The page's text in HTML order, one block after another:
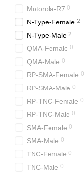
Motorola-R7 0
N-Type-Female 2
N-Type-Male 2
QMA-Female 0
QMA-Male 0
RP-SMA-Female 0
RP-SMA-Male 0
RP-TNC-Female 0
RP-TNC-Male 0
SMA-Female 0
SMA-Male 0
TNC-Female 0
TNC-Male 0